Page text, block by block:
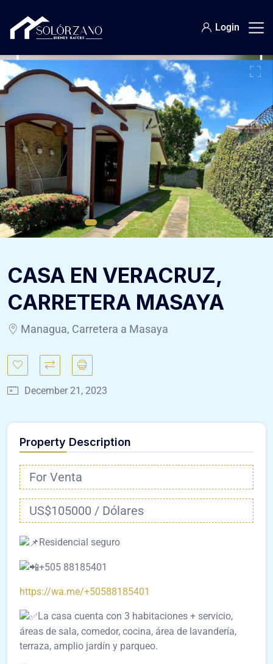
Login
CASA EN VERACRUZ,
CARRETERA MASAYA
Managua, Carretera a Masaya
December 21, 2023
Property Description
For Venta
US$105000 / Dólares
Residencial seguro
+505 88185401
https://wa.me/+50588185401
La casa cuenta con 3 habitaciones + servicio,
áreas de sala, comedor, cocina, área de lavandería,
terraza, amplio jardín y parqueo.